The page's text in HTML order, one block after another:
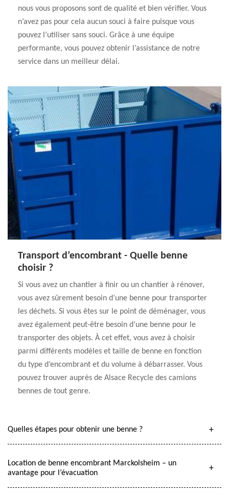
nous vous proposons sont de qualité et bien vérifier. Vous
n’avez pas pour cela aucun souci à faire puisque vous
pouvez l’utiliser sans souci. Grâce à une équipe
performante, vous pouvez obtenir l’assistance de notre
service dans un meilleur délai.
Transport d’encombrant - Quelle benne
choisir ?
Si vous avez un chantier à finir ou un chantier à rénover,
vous avez sûrement besoin d’une benne pour transporter
les déchets. Si vous êtes sur le point de déménager, vous
avez également peut-être besoin d’une benne pour le
transporter des objets. À cet effet, vous avez à choisir
parmi différents modèles et taille de benne en fonction
du type d’encombrant et du volume à débarrasser. Vous
pouvez trouver auprès de Alsace Recycle des camions
bennes de tout genre.
Quelles étapes pour obtenir une benne ?
Location de benne encombrant Marckolsheim – un
avantage pour l’évacuation